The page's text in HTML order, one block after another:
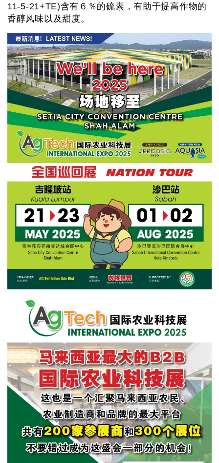
11-5-21+TE)含有６％的硫素，有助于提高作物的
香醇风味以及甜度。